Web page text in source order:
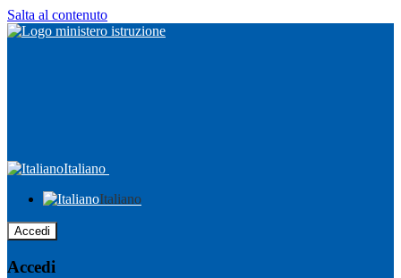
Salta al contenuto
Italiano
Italiano
Accedi
Accedi